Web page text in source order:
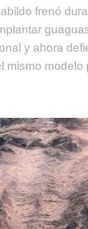
frenó
y ahora
mismo modelo